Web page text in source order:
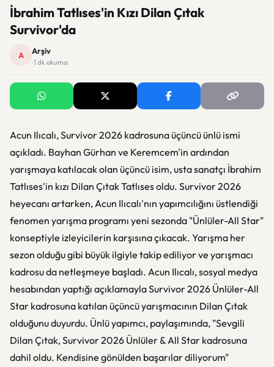
İbrahim Tatlıses'in Kızı Dilan Çıtak
Survivor'da
A Arşiv
· 1 dk okuma
Acun Ilıcalı, Survivor 2026 kadrosuna üçüncü ünlü ismi
açıkladı. Bayhan Gürhan ve Keremcem'in ardından
yarışmaya katılacak olan üçüncü isim, usta sanatçı İbrahim
Tatlıses'in kızı Dilan Çıtak Tatlıses oldu. Survivor 2026
heyecanı artarken, Acun Ilıcalı'nın yapımcılığını üstlendiği
fenomen yarışma programı yeni sezonda "Ünlüler-All Star"
konseptiyle izleyicilerin karşısına çıkacak. Yarışma her
sezon olduğu gibi büyük ilgiyle takip ediliyor ve yarışmacı
kadrosu da netleşmeye başladı. Acun Ilıcalı, sosyal medya
hesabından yaptığı açıklamayla Survivor 2026 Ünlüler-All
Star kadrosuna katılan üçüncü yarışmacının Dilan Çıtak
olduğunu duyurdu. Ünlü yapımcı, paylaşımında, "Sevgili
Dilan Çıtak, Survivor 2026 Ünlüler & All Star kadrosuna
dahil oldu. Kendisine gönülden başarılar diliyorum"